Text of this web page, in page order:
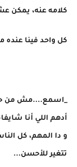
كلامه عنه، يمكن
كل واحد فينا عنده
_اسمع....مش من
أدهم اللي أنا
و دا المهم، كل
تتغير للأحسن...